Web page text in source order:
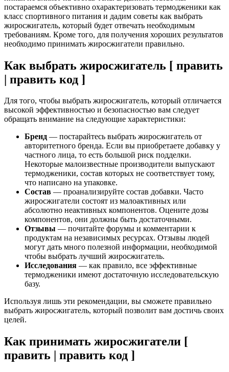
постараемся объективно охарактеризовать термодженики как
класс спортивного питания и дадим советы как выбрать
жиросжигатель, который будет отвечать необходимым
требованиям. Кроме того, для получения хороших результатов
необходимо принимать жиросжигатели правильно.
Как выбрать жиросжигатель [ править
| править код ]
Для того, чтобы выбрать жиросжигатель, который отличается
высокой эффективностью и безопасностью вам следует
обращать внимание на следующие характеристики:
Бренд — постарайтесь выбрать жиросжигатель от
авторитетного бренда. Если вы приобретаете добавку у
частного лица, то есть большой риск подделки.
Некоторые малоизвестные производители выпускают
термодженики, состав которых не соответствует тому,
что написано на упаковке.
Состав — проанализируйте состав добавки. Часто
жиросжигатели состоят из малоактивных или
абсолютно неактивных компонентов. Оцените дозы
компонентов, они должны быть достаточными.
Отзывы — почитайте форумы и комментарии к
продуктам на независимых ресурсах. Отзывы людей
могут дать много полезной информации, необходимой
чтобы выбрать лучший жиросжигатель.
Исследования — как правило, все эффективные
термодженики имеют достаточную исследовательскую
базу.
Используя лишь эти рекомендации, вы сможете правильно
выбрать жиросжигатель, который позволит вам достичь своих
целей.
Как принимать жиросжигатели [
править | править код ]